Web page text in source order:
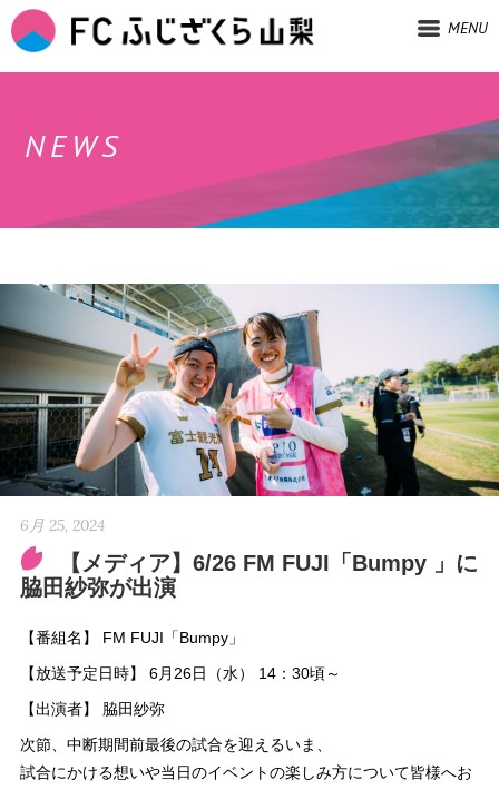
MENU
NEWS
6月 25, 2024
【メディア】6/26 FM FUJI「Bumpy 」に
脇田紗弥が出演
【番組名】 FM FUJI「Bumpy」
【放送予定日時】 6月26日（水） 14：30頃～
【出演者】 脇田紗弥
次節、中断期間前最後の試合を迎えるいま、
試合にかける想いや当日のイベントの楽しみ方について皆様へお